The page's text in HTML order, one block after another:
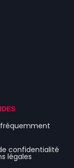
confidentialité
légales